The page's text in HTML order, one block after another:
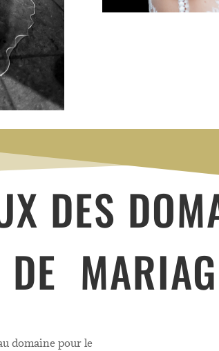
DES
DE
domaine pour le